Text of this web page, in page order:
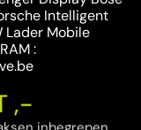
Intelligent
Lader Mobile
:
,-